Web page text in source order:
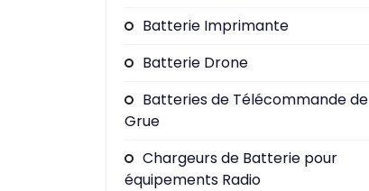
Batterie Imprimante
Batterie Drone
Batteries de Télécommande de
Grue
Chargeurs de Batterie pour
équipements Radio